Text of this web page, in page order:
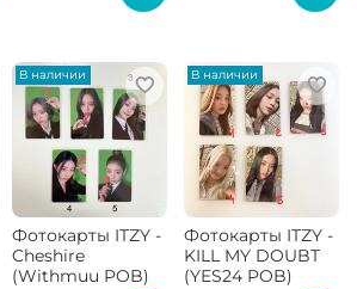
В наличии
Фотокарты ITZY -
Cheshire
(Withmuu POB)
В наличии
Фотокарты ITZY -
KILL MY DOUBT
(YES24 POB)